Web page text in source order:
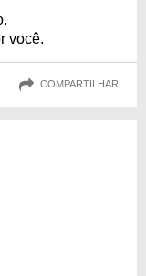
você.
COMPARTILHAR